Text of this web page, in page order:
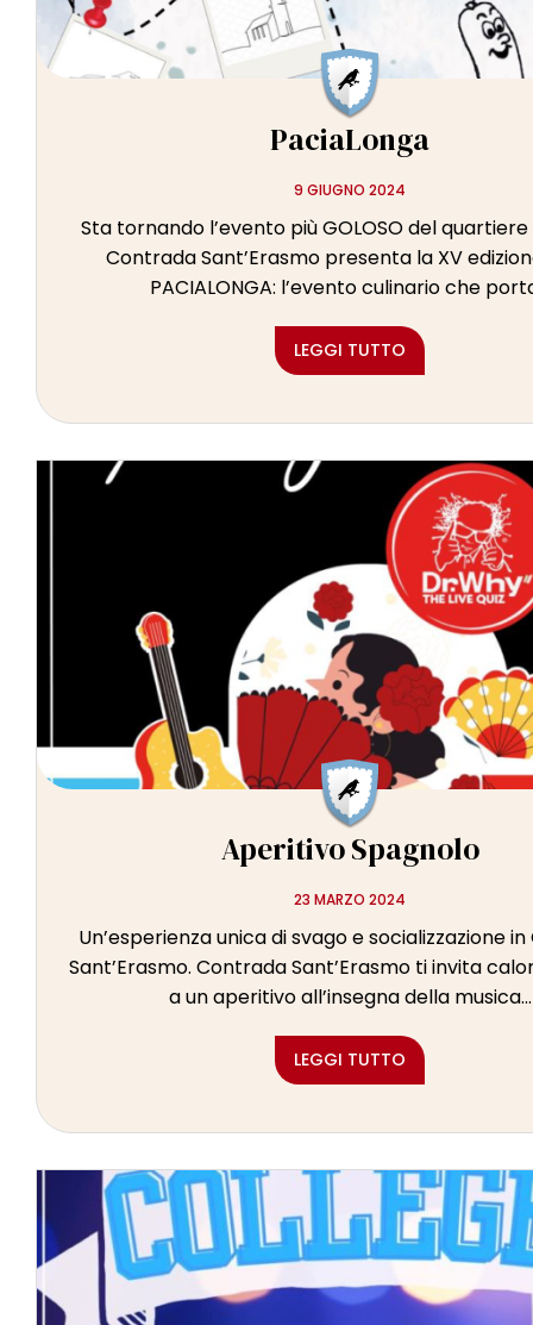
PaciaLonga
9 GIUGNO 2024
Sta tornando l’evento più GOLOSO del
Contrada Sant’Erasmo presenta la XV
PACIALONGA: l’evento culinario che
LEGGI TUTTO
Aperitivo Spagnolo
23 MARZO 2024
Un’esperienza unica di svago e socializzazione
Sant’Erasmo. Contrada Sant’Erasmo ti invita
a un aperitivo all’insegna della musica...
LEGGI TUTTO